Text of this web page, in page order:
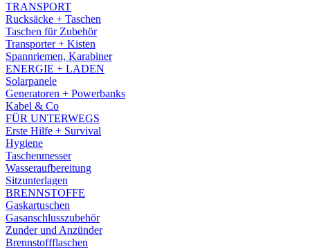
TRANSPORT
Rucksäcke + Taschen
Taschen für Zubehör
Transporter + Kisten
Spannriemen, Karabiner
ENERGIE + LADEN
Solarpanele
Generatoren + Powerbanks
Kabel & Co
FÜR UNTERWEGS
Erste Hilfe + Survival
Hygiene
Taschenmesser
Wasseraufbereitung
Sitzunterlagen
BRENNSTOFFE
Gaskartuschen
Gasanschlusszubehör
Zunder und Anzünder
Brennstoffflaschen